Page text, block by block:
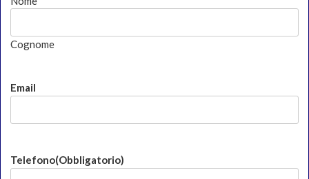
Cognome
Email
Telefono(Obbligatorio)